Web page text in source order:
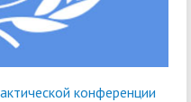
конференции